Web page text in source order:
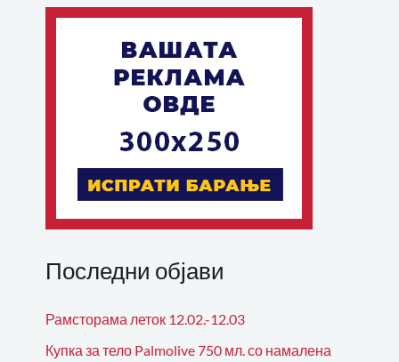
Последни објави
Рамсторама леток 12.02.-12.03
Купка за тело Palmolive 750 мл. со намалена